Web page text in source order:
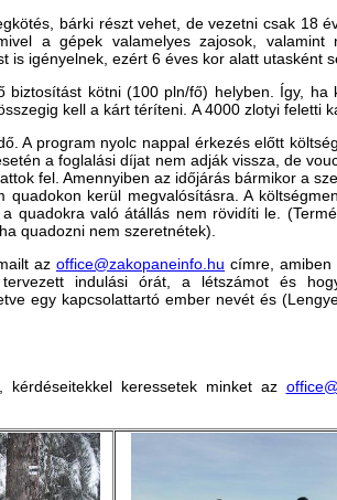
bárki részt vehet, de vezetni csak 18
a gépek valamelyes zajosok,
is igényelnek, ezért 6 éves kor alatt utasként
biztosítást kötni (100 pln/fő) helyben. Így, ha
kell a kárt téríteni. A 4000 zlotyi feletti
A program nyolc nappal érkezés előtt
a foglalási díjat nem adják vissza, de
fel. Amennyiben az időjárás bármikor a
kerül megvalósításra. A
quadokra való átállás nem rövidíti le.
quadozni nem szeretnétek).
az office@zakopaneinfo.hu címre, amiben
indulási órát, a létszámot és
egy kapcsolattartó ember nevét és
kérdéseitekkel keressetek minket az